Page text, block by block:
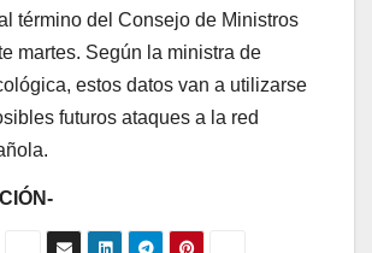
término del Consejo de Ministros
martes. Según la ministra de
estos datos van a utilizarse
futuros ataques a la red